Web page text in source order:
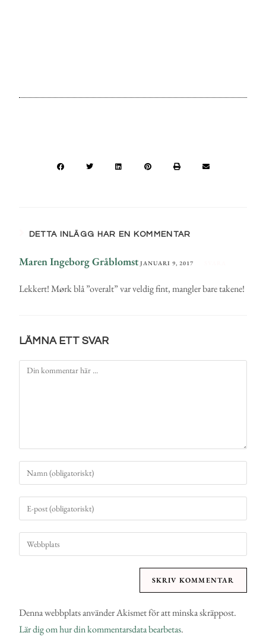
DETTA INLÄGG HAR EN KOMMENTAR
Maren Ingeborg Gråblomst JANUARI 9, 2017
Lekkert! Mørk blå ”overalt” var veldig fint, mangler bare takene!
LÄMNA ETT SVAR
Denna webbplats använder Akismet för att minska skräppost.
Lär dig om hur din kommentarsdata bearbetas.